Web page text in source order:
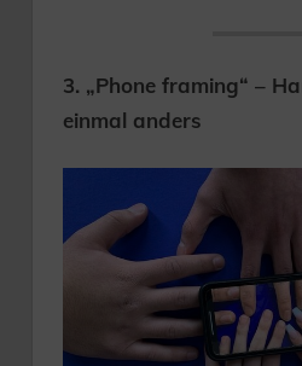
3. „Phone framing“ –
einmal anders